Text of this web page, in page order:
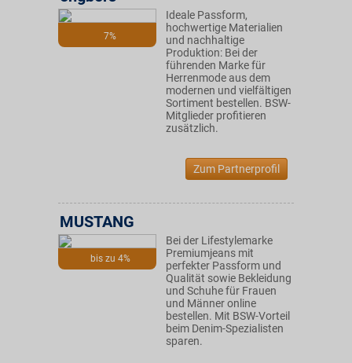
7%
Ideale Passform,
hochwertige Materialien
und nachhaltige
Produktion: Bei der
führenden Marke für
Herrenmode aus dem
modernen und vielfältigen
Sortiment bestellen. BSW-
Mitglieder profitieren
zusätzlich.
Zum Partnerprofil
bis zu 4%
MUSTANG
Bei der Lifestylemarke
Premiumjeans mit
perfekter Passform und
Qualität sowie Bekleidung
und Schuhe für Frauen
und Männer online
bestellen. Mit BSW-Vorteil
beim Denim-Spezialisten
sparen.